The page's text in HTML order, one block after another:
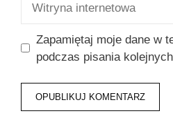
internetowa
Zapamiętaj moje dane w
podczas pisania